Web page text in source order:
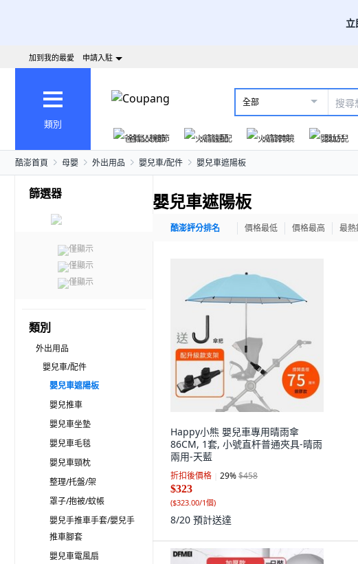
加到我的最愛 申請入駐
類別
全部
爸氣父親節
火箭速配 火箭跨境 嬰幼兒
酷澎首頁 母嬰 外出用品 嬰兒車/配件 嬰兒車遮陽板
篩選器
僅顯示
僅顯示
僅顯示
類別
外出用品
嬰兒車/配件
嬰兒車遮陽板
嬰兒推車
嬰兒車坐墊
嬰兒車毛毯
嬰兒車頸枕
整理/托盤/架
罩子/抱被/蚊帳
嬰兒手推車手套/嬰兒手
推車腳套
嬰兒車電風扇
嬰兒車遮陽板
酷澎評分排名 價格最低 價格最高 最熱
Happy小熊 嬰兒車專用晴雨傘
86CM, 1套, 小號直杆普通夾具-晴雨
兩用-天藍
折扣後價格 29%$458
$323
($323.00/1個)
8/20 預計送達